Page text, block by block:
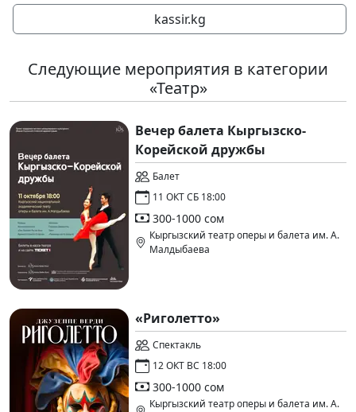
kassir.kg
Следующие мероприятия в категории
«Театр»
Вечер балета Кыргызско-
Корейской дружбы
Балет
11 ОКТ СБ 18:00
300-1000 сом
Кыргызский театр оперы и балета им. А.
Малдыбаева
«Риголетто»
Спектакль
12 ОКТ ВС 18:00
300-1000 сом
Кыргызский театр оперы и балета им. А.